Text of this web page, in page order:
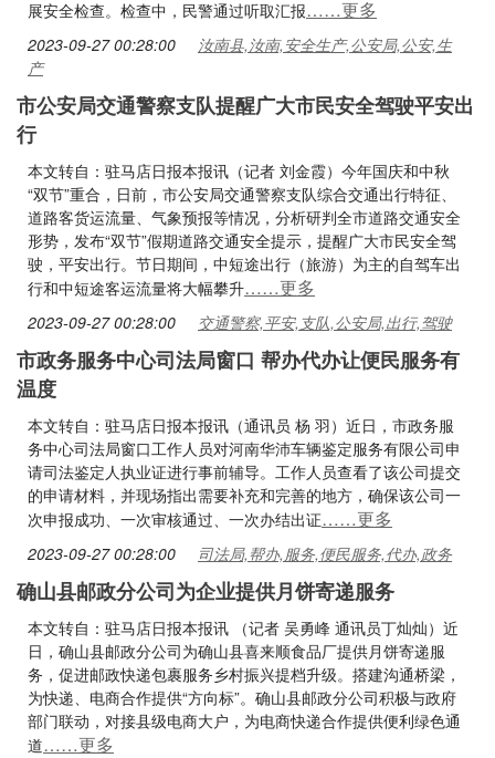
展安全检查。检查中，民警通过听取汇报……更多
2023-09-27 00:28:00
汝南县,汝南,安全生产,公安局,公安,生
产
市公安局交通警察支队提醒广大市民安全驾驶平安出
行
本文转自：驻马店日报本报讯（记者 刘金霞）今年国庆和中秋
“双节”重合，日前，市公安局交通警察支队综合交通出行特征、
道路客货运流量、气象预报等情况，分析研判全市道路交通安全
形势，发布“双节”假期道路交通安全提示，提醒广大市民安全驾
驶，平安出行。节日期间，中短途出行（旅游）为主的自驾车出
行和中短途客运流量将大幅攀升……更多
2023-09-27 00:28:00 交通警察,平安,支队,公安局,出行,驾驶
市政务服务中心司法局窗口 帮办代办让便民服务有
温度
本文转自：驻马店日报本报讯（通讯员 杨 羽）近日，市政务服
务中心司法局窗口工作人员对河南华沛车辆鉴定服务有限公司申
请司法鉴定人执业证进行事前辅导。工作人员查看了该公司提交
的申请材料，并现场指出需要补充和完善的地方，确保该公司一
次申报成功、一次审核通过、一次办结出证……更多
2023-09-27 00:28:00 司法局,帮办,服务,便民服务,代办,政务
确山县邮政分公司为企业提供月饼寄递服务
本文转自：驻马店日报本报讯 （记者 吴勇峰 通讯员丁灿灿）近
日，确山县邮政分公司为确山县喜来顺食品厂提供月饼寄递服
务，促进邮政快递包裹服务乡村振兴提档升级。搭建沟通桥梁，
为快递、电商合作提供“方向标”。确山县邮政分公司积极与政府
部门联动，对接县级电商大户，为电商快递合作提供便利绿色通
道……更多